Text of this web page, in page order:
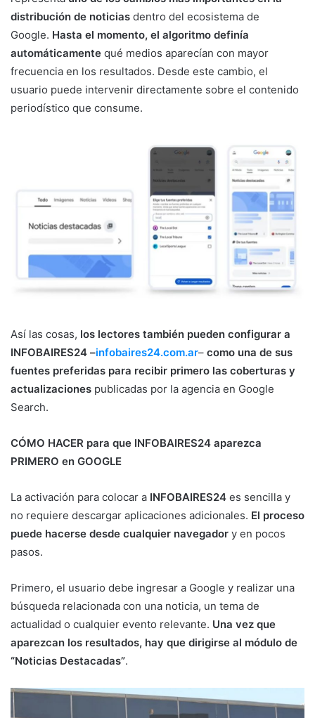
distribución de noticias dentro del ecosistema de
Google. Hasta el momento, el algoritmo definía
automáticamente qué medios aparecían con mayor
frecuencia en los resultados. Desde este cambio, el
usuario puede intervenir directamente sobre el contenido
periodístico que consume.
Así las cosas, los lectores también pueden configurar a
INFOBAIRES24 –infobaires24.com.ar– como una de sus
fuentes preferidas para recibir primero las coberturas y
actualizaciones publicadas por la agencia en Google
Search.
CÓMO HACER para que INFOBAIRES24 aparezca
PRIMERO en GOOGLE
La activación para colocar a INFOBAIRES24 es sencilla y
no requiere descargar aplicaciones adicionales. El proceso
puede hacerse desde cualquier navegador y en pocos
pasos.
Primero, el usuario debe ingresar a Google y realizar una
búsqueda relacionada con una noticia, un tema de
actualidad o cualquier evento relevante. Una vez que
aparezcan los resultados, hay que dirigirse al módulo de
“Noticias Destacadas”.